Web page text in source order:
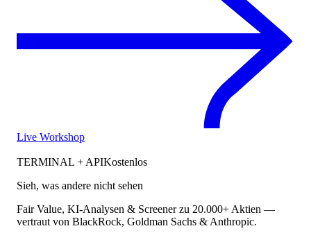
Live Workshop
TERMINAL + APIKostenlos
Sieh, was andere nicht sehen
Fair Value, KI-Analysen & Screener zu 20.000+ Aktien —
vertraut von BlackRock, Goldman Sachs & Anthropic.